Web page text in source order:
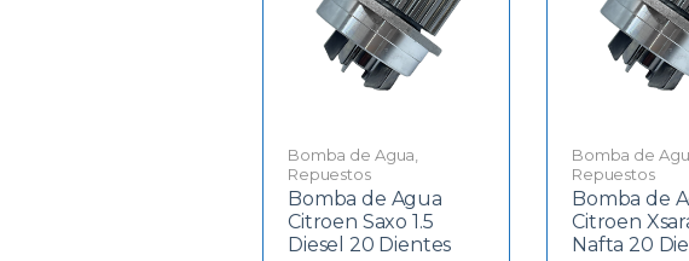
Bomba de Agua
Repuestos
Bomba de Agua
Citroen Saxo 1.5
Diesel 20 Dientes
Bomba de
Repuestos
Bomba de
Citroen
Nafta 20